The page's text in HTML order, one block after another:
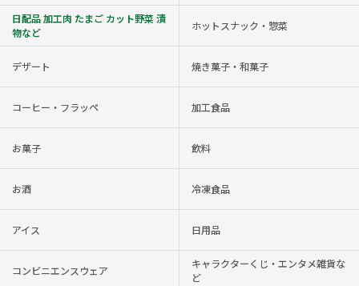
日配品 加工肉 たまご カット野菜 漬
物など
ホットスナック・惣菜
デザート 焼き菓子・和菓子
コーヒー・フラッペ 加工食品
お菓子 飲料
お酒 冷凍食品
アイス 日用品
コンビニエンスウェア
キャラクターくじ・エンタメ雑貨な
ど